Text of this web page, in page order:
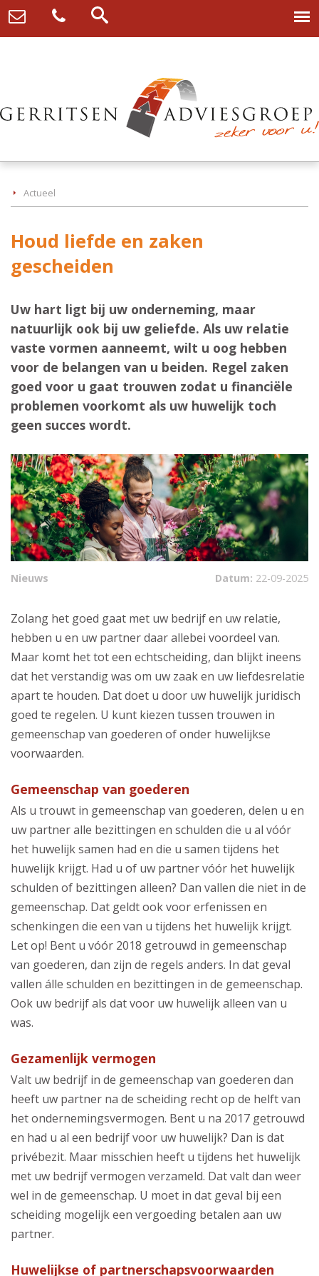
Actueel
Houd liefde en zaken
gescheiden
Uw hart ligt bij uw onderneming, maar
natuurlijk ook bij uw geliefde. Als uw relatie
vaste vormen aanneemt, wilt u oog hebben
voor de belangen van u beiden. Regel zaken
goed voor u gaat trouwen zodat u financiële
problemen voorkomt als uw huwelijk toch
geen succes wordt.
Nieuws Datum: 22-09-2025
Zolang het goed gaat met uw bedrijf en uw relatie,
hebben u en uw partner daar allebei voordeel van.
Maar komt het tot een echtscheiding, dan blijkt ineens
dat het verstandig was om uw zaak en uw liefdesrelatie
apart te houden. Dat doet u door uw huwelijk juridisch
goed te regelen. U kunt kiezen tussen trouwen in
gemeenschap van goederen of onder huwelijkse
voorwaarden.
Gemeenschap van goederen
Als u trouwt in gemeenschap van goederen, delen u en
uw partner alle bezittingen en schulden die u al vóór
het huwelijk samen had en die u samen tijdens het
huwelijk krijgt. Had u of uw partner vóór het huwelijk
schulden of bezittingen alleen? Dan vallen die niet in de
gemeenschap. Dat geldt ook voor erfenissen en
schenkingen die een van u tijdens het huwelijk krijgt.
Let op! Bent u vóór 2018 getrouwd in gemeenschap
van goederen, dan zijn de regels anders. In dat geval
vallen álle schulden en bezittingen in de gemeenschap.
Ook uw bedrijf als dat voor uw huwelijk alleen van u
was.
Gezamenlijk vermogen
Valt uw bedrijf in de gemeenschap van goederen dan
heeft uw partner na de scheiding recht op de helft van
het ondernemingsvermogen. Bent u na 2017 getrouwd
en had u al een bedrijf voor uw huwelijk? Dan is dat
privébezit. Maar misschien heeft u tijdens het huwelijk
met uw bedrijf vermogen verzameld. Dat valt dan weer
wel in de gemeenschap. U moet in dat geval bij een
scheiding mogelijk een vergoeding betalen aan uw
partner.
Huwelijkse of partnerschapsvoorwaarden